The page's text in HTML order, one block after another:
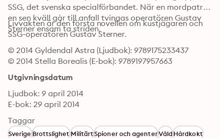
SSG, det svenska specialförbandet. När en mordpatrull
en sen kväll går till anfall tvingas operatören Gustav
Sterner ensam ta striden.
Livvakten är den första novellen om kustjägaren och
SSG-operatören Gustav Sterner.
© 2014 Gyldendal Astra (Ljudbok): 9789175233437
© 2014 Stella Borealis (E-bok): 9789197957663
Utgivningsdatum
Ljudbok: 9 april 2014
E-bok: 29 april 2014
Taggar
SverigeBrottslighetMilitärtSpioner och agenterVåldHårdkokt